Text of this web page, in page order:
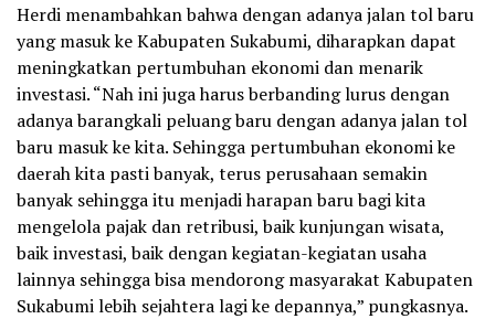
Herdi menambahkan bahwa dengan adanya jalan tol baru
yang masuk ke Kabupaten Sukabumi, diharapkan dapat
meningkatkan pertumbuhan ekonomi dan menarik
investasi. “Nah ini juga harus berbanding lurus dengan
adanya barangkali peluang baru dengan adanya jalan tol
baru masuk ke kita. Sehingga pertumbuhan ekonomi ke
daerah kita pasti banyak, terus perusahaan semakin
banyak sehingga itu menjadi harapan baru bagi kita
mengelola pajak dan retribusi, baik kunjungan wisata,
baik investasi, baik dengan kegiatan-kegiatan usaha
lainnya sehingga bisa mendorong masyarakat Kabupaten
Sukabumi lebih sejahtera lagi ke depannya,” pungkasnya.